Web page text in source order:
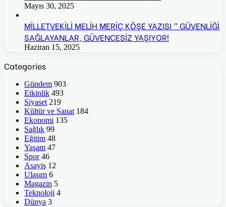
Mayıs 30, 2025
MİLLETVEKİLİ MELİH MERİÇ KÖŞE YAZISI ” GÜVENLİĞİ
SAĞLAYANLAR, GÜVENCESİZ YAŞIYOR!
Haziran 15, 2025
Categories
Gündem 903
Etkinlik 493
Siyaset 219
Kültür ve Sanat 184
Ekonomi 135
Sağlık 99
Eğitim 48
Yaşam 47
Spor 46
Asayiş 12
Ulaşım 6
Magazin 5
Teknoloji 4
Dünya 3